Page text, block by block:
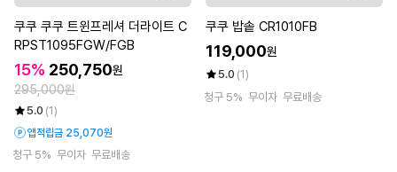
쿠쿠 쿠쿠 트윈프레셔 더라이트 C
RPST1095FGW/FGB
15% 250,750원
295,000원
5.0 (1)
앱적립금 25,070원
청구 5% 무이자 무료배송
쿠쿠 밥솥 CR1010FB
119,000원
5.0 (1)
청구 5% 무이자 무료배송